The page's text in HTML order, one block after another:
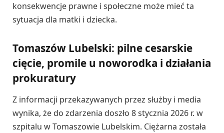
konsekwencje prawne i społeczne może mieć ta
sytuacja dla matki i dziecka.
Tomaszów Lubelski: pilne cesarskie
cięcie, promile u noworodka i działania
prokuratury
Z informacji przekazywanych przez służby i media
wynika, że do zdarzenia doszło 8 stycznia 2026 r. w
szpitalu w Tomaszowie Lubelskim. Ciężarna została